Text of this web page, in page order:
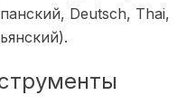
Deutsch, Thai,